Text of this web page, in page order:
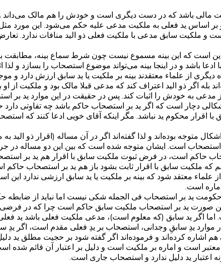
مالی باشد که در دست دیگری است و خودش را هم مالک می‌داند و
بر اساس ید فعلی به ملکیت مدعی علیه حکم می‌شود. این مورد
و ملکیت سابق مدعی با ملکیت فعلی ذو الید منافات
است که این بینه مسموع نیست چون شرط سماع بینه، مطابقت
ادعا باشد و در اینجا بینه می‌تواند موضوع استصحاب را بسازد و
از علماء معتقدند بینه بر ملکیت یا ید سابق ارزش دارد و
بله اگر ذو الید اعتراف کند که مدعی قبلا مالک بود و
از مدعی به خودش را اثبات کند. پس در حقیقت در این موارد ید بر
دچار است که اگر ید بر استصحاب حاکم باشد چه تفاوتی دارد
اقرار محکوم ید نباشد. مگر اینکه آقای خویی ادعا کنند که
متوجه بوده‌اند و لذا گفته‌اند اگر در آن مساله (اقرار ذو
است. ایشان متوجه شده است که بین این دو مساله در
حاکم است، در فرض ثبوت ملکیت سابق با اقرار هم ید بر
که ملکیت سابق با اقرار ثابت بشود باز هم ید بر استصحاب
از علماء معتقد شود که بینه بر ملکیت یا ید سابق ارزشی
است.
حکومت ید بر استصحاب فی الجمله شکی نیست اما نباید از
صورت ید بر استصحاب ملکیت سابق حاکم است چرا که در فرضی
اما اگر ید سابق (که معلوم است)، مدعی ملکیت فعلی باشد ید
موارد یدِ سابقِ وجدانی، استصحاب بر یدِ فعلی مقدم است، اگر یدِ
اشاره کرده‌اند و فرموده‌اند اگر گفته شود بر حجیت مطلق ید
معتبر است و اماره بر ملکیت است و دلیل بر اعتبار آن قائم
اعتبار ید دلیل ندارد و استصحاب جاری است.